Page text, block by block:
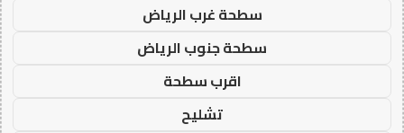
سطحة غرب الرياض
سطحة جنوب الرياض
اقرب سطحة
تشليح